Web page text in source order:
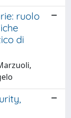
ruolo
di